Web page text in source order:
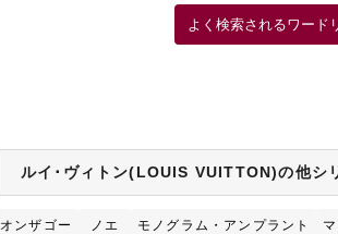
よく検索されるワード
ルイ･ヴィトン(LOUIS VUITTON)の他シ
オンザゴー ノエ モノグラム・アンプラント